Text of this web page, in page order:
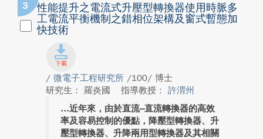
3
性能提升之電流式升壓型轉換器使用時脈多
工電流平衡機制之錯相位架構及窗式暫態加
快技術
/ 微電子工程研究所 /100/ 博士
研究生： 羅炎國
指導教授： 許渭州
近年來，由於直流–直流轉換器的高效
率及容易控制的優點，降壓型轉換器、升
壓型轉換器、升降兩用型轉換器及其相關